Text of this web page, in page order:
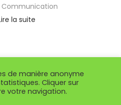
Communication
la suite
de manière anonyme
Cliquer sur
votre navigation.